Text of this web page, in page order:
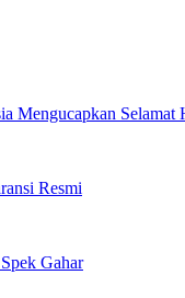
Mengucapkan
Resmi
Gahar